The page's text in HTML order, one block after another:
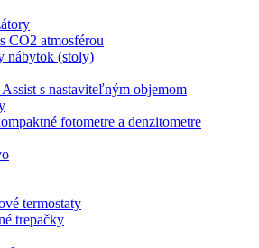
CO2 atmosférou
nábytok (stoly)
s nastaviteľným objemom
fotometre a denzitometre
termostaty
trepačky